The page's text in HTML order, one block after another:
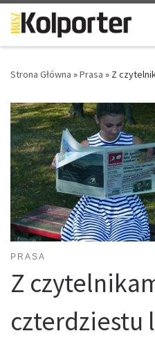
Skip to content
Strona Główna »Prasa » Z
PRASA
Z
czterdziestu